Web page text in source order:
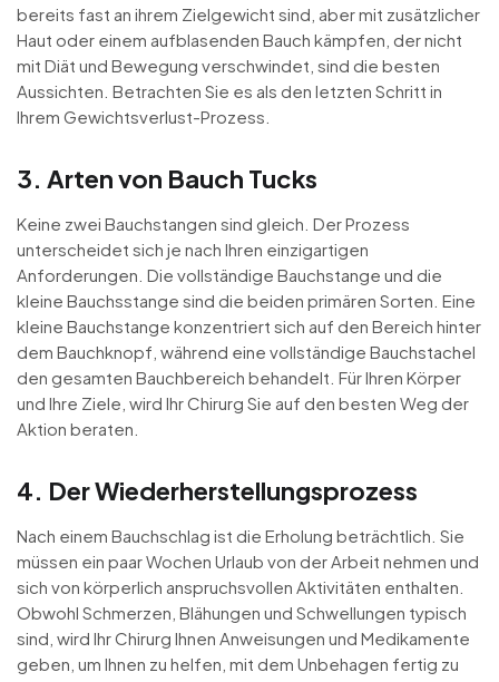
bereits fast an ihrem Zielgewicht sind, aber mit zusätzlicher
Haut oder einem aufblasenden Bauch kämpfen, der nicht
mit Diät und Bewegung verschwindet, sind die besten
Aussichten. Betrachten Sie es als den letzten Schritt in
Ihrem Gewichtsverlust-Prozess.
3. Arten von Bauch Tucks
Keine zwei Bauchstangen sind gleich. Der Prozess
unterscheidet sich je nach Ihren einzigartigen
Anforderungen. Die vollständige Bauchstange und die
kleine Bauchsstange sind die beiden primären Sorten. Eine
kleine Bauchstange konzentriert sich auf den Bereich hinter
dem Bauchknopf, während eine vollständige Bauchstachel
den gesamten Bauchbereich behandelt. Für Ihren Körper
und Ihre Ziele, wird Ihr Chirurg Sie auf den besten Weg der
Aktion beraten.
4. Der Wiederherstellungsprozess
Nach einem Bauchschlag ist die Erholung beträchtlich. Sie
müssen ein paar Wochen Urlaub von der Arbeit nehmen und
sich von körperlich anspruchsvollen Aktivitäten enthalten.
Obwohl Schmerzen, Blähungen und Schwellungen typisch
sind, wird Ihr Chirurg Ihnen Anweisungen und Medikamente
geben, um Ihnen zu helfen, mit dem Unbehagen fertig zu